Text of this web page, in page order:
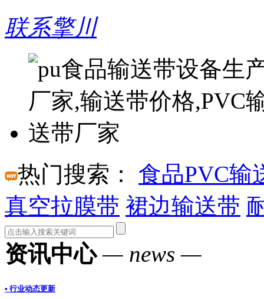
联系擎川
热门搜索：
食品PVC输
真空拉膜带 裙边输送带
资讯中心— news —
• 行业动态更新